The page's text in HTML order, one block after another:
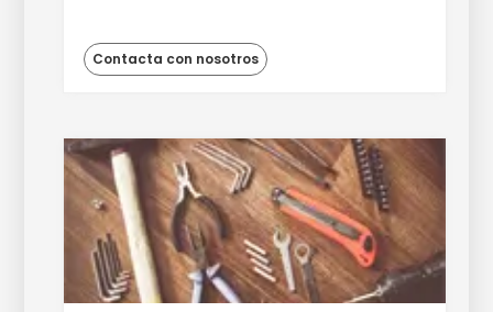
Contacta con nosotros